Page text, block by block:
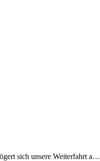
sich unsere Weiterfahrt a…